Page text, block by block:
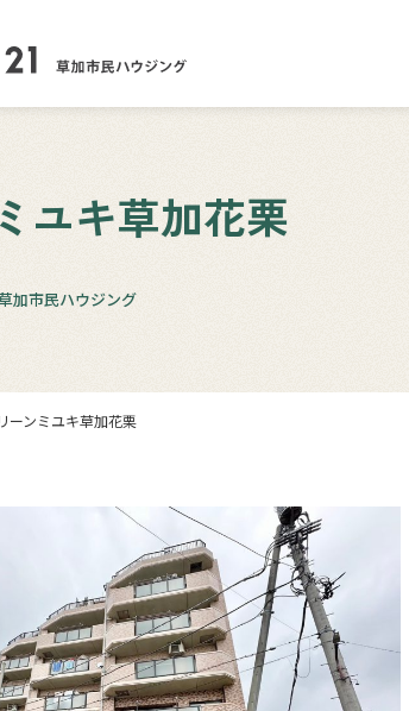
ユキ草加花栗
加市民ハウジング
ーンミユキ草加花栗